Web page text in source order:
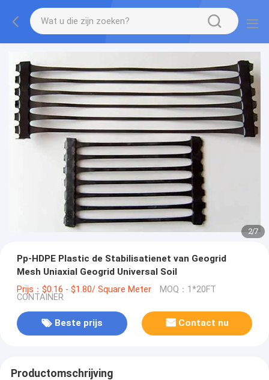
2/7
Pp-HDPE Plastic de Stabilisatienet van Geogrid
Mesh Uniaxial Geogrid Universal Soil
Prijs：$0.16 - $1.80/ Square Meter MOQ：1*20FT
CONTAINER
Beste prijs Contact nu
Productomschrijving